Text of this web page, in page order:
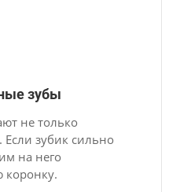
зубы
не только
зубик сильно
на него
коронку.